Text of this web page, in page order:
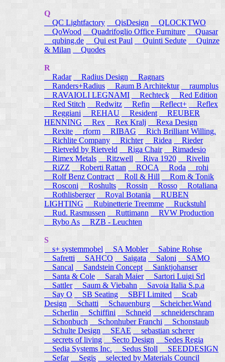
Q
QC Lightfactory
QisDesign
QLOCKTWO
QoWood Quadrifoglio Office Furniture
Quasar
qubing.de
Qui est Paul Quinti Sedute
Quinze
& Milan
Quodes
R
Radar
Radius Design
Ragnars
Randers+Radius
Raum B Architektur raumplus
RAVAIOLI LEGNAMI
Rechteck
Red Edition
Red Stitch
Redwitz Refin Reflect+
Reflex
Reggiani
REHAU Resident
REUBER
HENNING
Rex Rex Kralj
Rexa Design
Rexite
rform RIBAG
Rich Brilliant Willing.
Richlite Company
Richter Ridea
Rieder
Rietveld by Rietveld
Riga Chair
Rimadesio
Rimex Metals
Ritzwell Riva 1920
Rivelin
RiZZ
Roberti Rattan ROCA Roda
rohi
Rolf Benz Contract
Roll & Hill
Rom & Tonik
Rosconi Roshults Rossin Rosso
Rotaliana
Rothlisberger
Royal Botania
RUBEN
LIGHTING
Rubinetterie Treemme
Ruckstuhl
Rud. Rasmussen
Ruttimann
RVW Production
Rybo As
RZB - Leuchten
S
s+ systemmobel
SA Mobler
Sabine Rohse
Safretti
SAHCO Saigata Saloni
SAMO
Sancal
Sandstein Concept
Sanktjohanser
Santa & Cole
Sarah Maier
Sartori Luigi Srl
Sattler
Saum & Viebahn
Savoia Italia S.p.a
Say O
SB Seating SBFI Limited
Scab
Design
Schatti Schauenburg
Scheicher.Wand
Scherlin
Schiffini Schneid
schneiderschram
Schonbuch
Schonhuber Franchi
Schonstaub
Schulte Design
SEAE
sebastian scherer
secrets of living
Secto Design
Sedes Regia
Sedia Systems Inc.
Sedus Stoll
SEEDDESIGN
Sefar
Segis
selected by Materials Council